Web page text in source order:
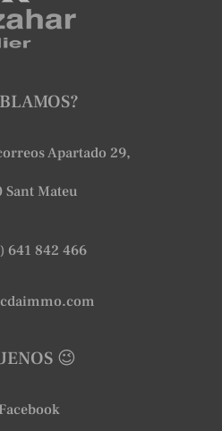
Apartado 29,
Sant Mateu
641 842 466
😉
Facebook